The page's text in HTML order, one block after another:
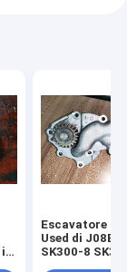
il
Escavatore
Used di J08E
SK300-8